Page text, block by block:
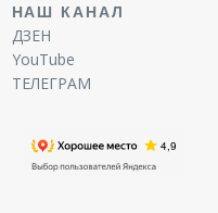
НАШ КАНАЛ
ДЗЕН
YouTube
ТЕЛЕГРАМ